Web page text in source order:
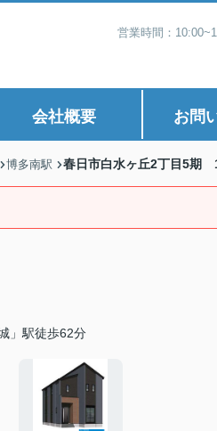
営業時間：
会社概要 お問
博多南駅 春日市白水ヶ丘2丁目5期
」駅徒歩62分